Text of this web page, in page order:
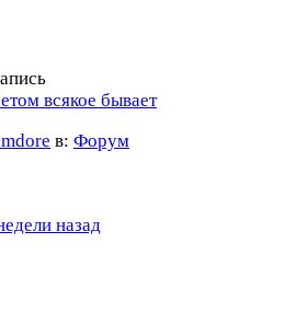
всякое бывает
в: Форум
назад